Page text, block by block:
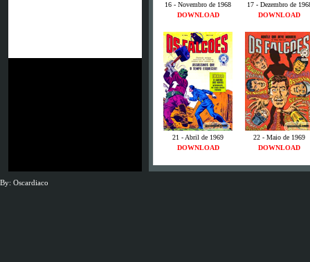
16 - Novembro de 1968
17 - Dezembro de
DOWNLOAD
DOWNLOAD
21 - Abril de 1969
22 - Maio de 1969
DOWNLOAD
DOWNLOAD
By: Oscardiaco